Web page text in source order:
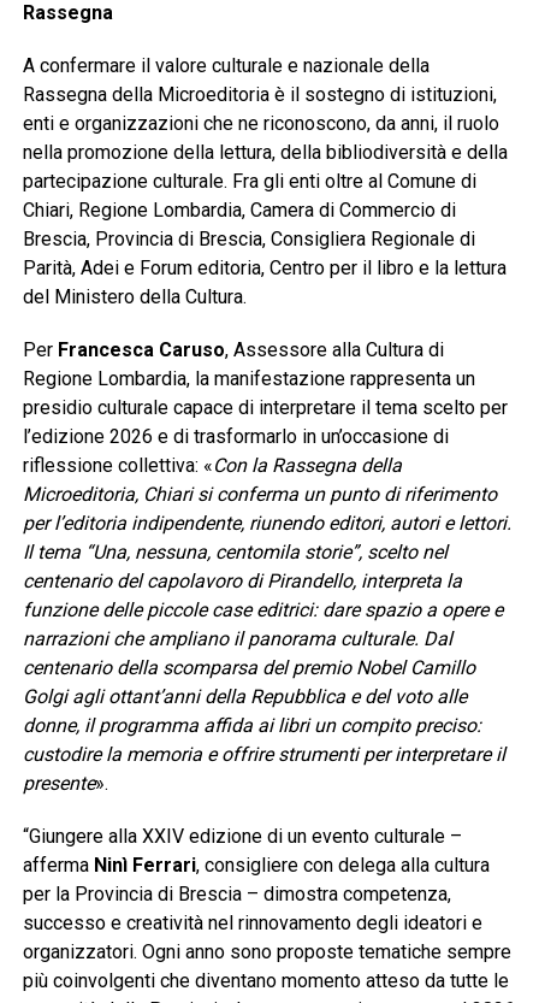
Rassegna
A confermare il valore culturale e nazionale della
Rassegna della Microeditoria è il sostegno di istituzioni,
enti e organizzazioni che ne riconoscono, da anni, il ruolo
nella promozione della lettura, della bibliodiversità e della
partecipazione culturale. Fra gli enti oltre al Comune di
Chiari, Regione Lombardia, Camera di Commercio di
Brescia, Provincia di Brescia, Consigliera Regionale di
Parità, Adei e Forum editoria, Centro per il libro e la lettura
del Ministero della Cultura.
Per Francesca Caruso, Assessore alla Cultura di
Regione Lombardia, la manifestazione rappresenta un
presidio culturale capace di interpretare il tema scelto per
l’edizione 2026 e di trasformarlo in un’occasione di
riflessione collettiva: «Con la Rassegna della
Microeditoria, Chiari si conferma un punto di riferimento
per l’editoria indipendente, riunendo editori, autori e lettori.
Il tema “Una, nessuna, centomila storie”, scelto nel
centenario del capolavoro di Pirandello, interpreta la
funzione delle piccole case editrici: dare spazio a opere e
narrazioni che ampliano il panorama culturale. Dal
centenario della scomparsa del premio Nobel Camillo
Golgi agli ottant’anni della Repubblica e del voto alle
donne, il programma affida ai libri un compito preciso:
custodire la memoria e offrire strumenti per interpretare il
presente».
“Giungere alla XXIV edizione di un evento culturale –
afferma Ninì Ferrari, consigliere con delega alla cultura
per la Provincia di Brescia – dimostra competenza,
successo e creatività nel rinnovamento degli ideatori e
organizzatori. Ogni anno sono proposte tematiche sempre
più coinvolgenti che diventano momento atteso da tutte le